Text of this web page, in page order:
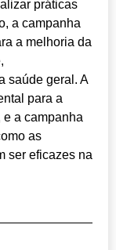
práticas
a campanha
a melhoria da
saúde geral. A
para a
e a campanha
as
ser eficazes na